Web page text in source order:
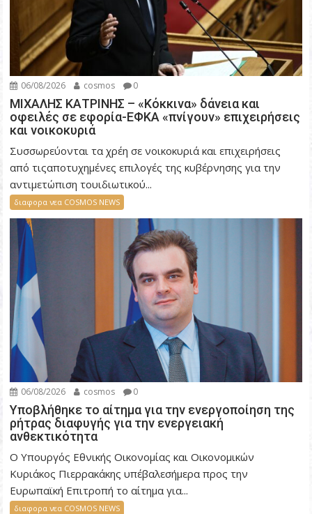
06/08/2026 cosmos 0
ΜΙΧΑΛΗΣ ΚΑΤΡΙΝΗΣ – «Κόκκινα» δάνεια και
οφειλές σε εφορία-ΕΦΚΑ «πνίγουν» επιχειρήσεις
και νοικοκυριά
Συσσωρεύονται τα χρέη σε νοικοκυριά και επιχειρήσεις
από τιςαποτυχημένες επιλογές της κυβέρνησης για την
αντιμετώπιση τουιδιωτικού...
διαφορα νεα COSMOS NEWS
06/08/2026 cosmos 0
Υποβλήθηκε το αίτημα για την ενεργοποίηση της
ρήτρας διαφυγής για την ενεργειακή
ανθεκτικότητα
Ο Υπουργός Εθνικής Οικονομίας και Οικονομικών
Κυριάκος Πιερρακάκης υπέβαλεσήμερα προς την
Ευρωπαϊκή Επιτροπή το αίτημα για...
διαφορα νεα COSMOS NEWS